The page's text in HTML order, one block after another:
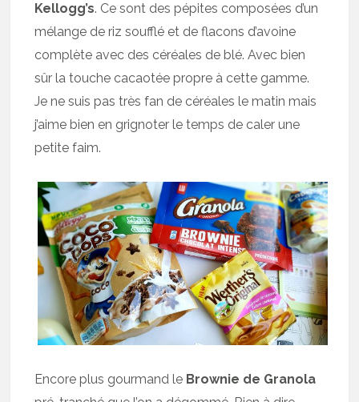
Kellogg’s. Ce sont des pépites composées d’un
mélange de riz soufflé et de flacons d’avoine
complète avec des céréales de blé. Avec bien
sûr la touche cacaotée propre à cette gamme.
Je ne suis pas très fan de céréales le matin mais
j’aime bien en grignoter le temps de caler une
petite faim.
Encore plus gourmand le Brownie de Granola